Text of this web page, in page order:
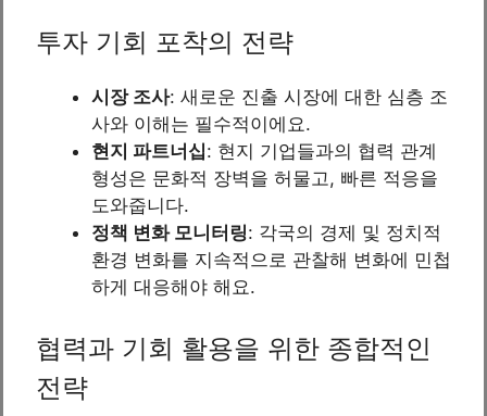
투자 기회 포착의 전략
시장 조사: 새로운 진출 시장에 대한 심층 조
사와 이해는 필수적이에요.
현지 파트너십: 현지 기업들과의 협력 관계
형성은 문화적 장벽을 허물고, 빠른 적응을
도와줍니다.
정책 변화 모니터링: 각국의 경제 및 정치적
환경 변화를 지속적으로 관찰해 변화에 민첩
하게 대응해야 해요.
협력과 기회 활용을 위한 종합적인
전략